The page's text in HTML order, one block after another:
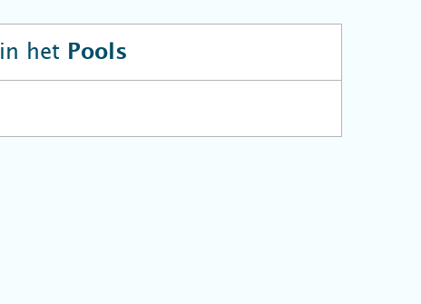
in het Pools